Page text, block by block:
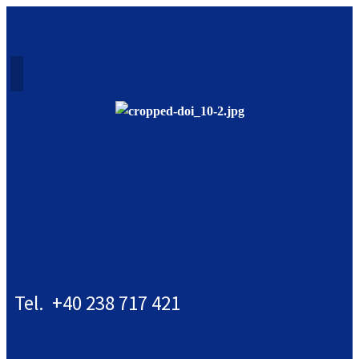
Tel. +40 238 717 421